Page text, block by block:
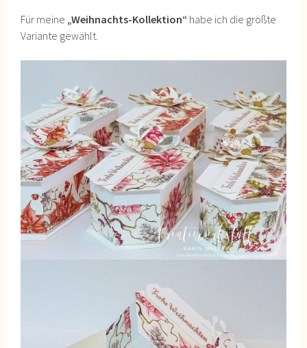
Für meine „Weihnachts-Kollektion“ habe ich die größte
Variante gewählt.